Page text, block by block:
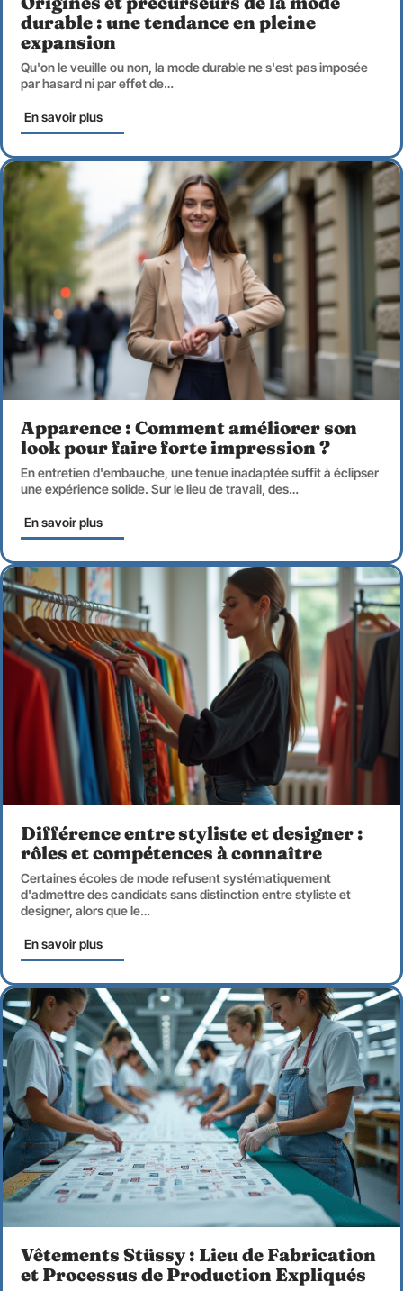
durable : une tendance en pleine
expansion
Qu'on le veuille ou non, la mode durable ne s'est pas imposée
par hasard ni par effet de…
En savoir plus
Apparence : Comment améliorer son
look pour faire forte impression ?
En entretien d'embauche, une tenue inadaptée suffit à éclipser
une expérience solide. Sur le lieu de travail, des…
En savoir plus
Différence entre styliste et designer :
rôles et compétences à connaître
Certaines écoles de mode refusent systématiquement
d'admettre des candidats sans distinction entre styliste et
designer, alors que le…
En savoir plus
Vêtements Stüssy : Lieu de Fabrication
et Processus de Production Expliqués